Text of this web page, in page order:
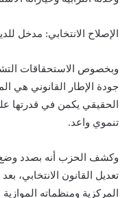
الإصلاح الانتخابي: مدخل
وبخصوص الاستحقاقات
جودة الإطار القانوني هي
الحقيقي يكمن في قدرتها
تنموي واعد.
وكشف الحزب أنه بصدد وضع
تعديل القانون الانتخابي،
المركزية ومنظماته